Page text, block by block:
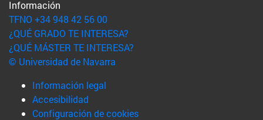
Información
TFNO +34 948 42 56 00
¿QUÉ GRADO TE INTERESA?
¿QUÉ MÁSTER TE INTERESA?
© Universidad de Navarra
Información legal
Accesibilidad
Configuración de cookies